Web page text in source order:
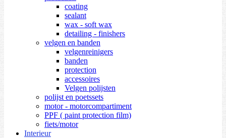
coating
sealant
wax - soft wax
detailing - finishers
velgen en banden
velgenreinigers
banden
protection
accessoires
Velgen polijsten
polijst en poetssets
motor - motorcompartiment
PPF ( paint protection film)
fiets/motor
Interieur